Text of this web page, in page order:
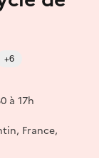
+6
à 17h
France,